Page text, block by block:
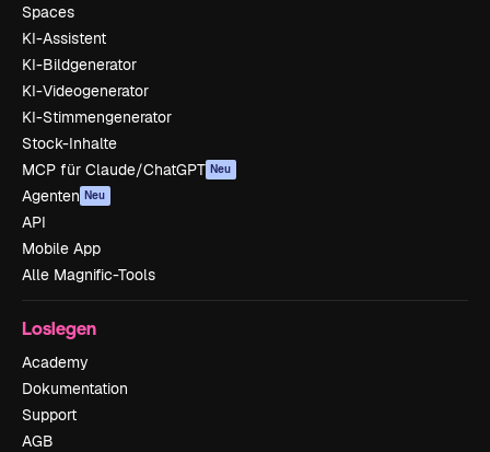
Spaces
KI-Assistent
KI-Bildgenerator
KI-Videogenerator
KI-Stimmengenerator
Stock-Inhalte
MCP für Claude/ChatGPT Neu
Agenten Neu
API
Mobile App
Alle Magnific-Tools
Loslegen
Academy
Dokumentation
Support
AGB